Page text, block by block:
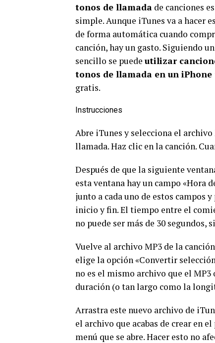
tonos de llamada de canciones
simple. Aunque iTunes va a hacer
de forma automática cuando
canción, hay un gasto. Siguiendo
sencillo se puede utilizar
tonos de llamada en un iPhone
gratis.
Instrucciones
Abre iTunes y selecciona el
llamada. Haz clic en la canción.
Después de que la siguiente
esta ventana hay un campo «Hora
junto a cada uno de estos campos
inicio y fin. El tiempo entre el
no puede ser más de 30 segundos,
Vuelve al archivo MP3 de la
elige la opción «Convertir
no es el mismo archivo que el MP3
duración (o tan largo como la
Arrastra este nuevo archivo de
el archivo que acabas de crear en
menú que se abre. Hacer esto no